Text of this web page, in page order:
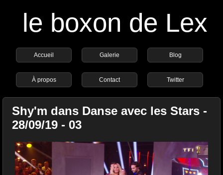
le boxon de Lex
Accueil Galerie Blog
À propos Contact Twitter
Shy'm dans Danse avec les Stars -
28/09/19 - 03